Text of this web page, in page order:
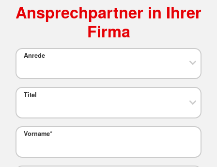
Ansprechpartner in Ihrer
Firma
Anrede
Titel
Vorname*